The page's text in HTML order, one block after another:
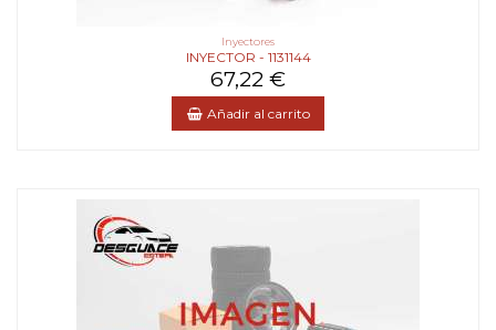
Inyectores
INYECTOR - 1131144
67,22 €
Añadir al carrito